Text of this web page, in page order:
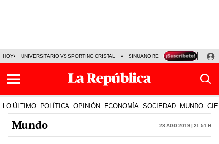
HOY UNIVERSITARIO VS SPORTING CRISTAL SINUANO RESULTADOS HOY
LO ÚLTIMO POLÍTICA OPINIÓN ECONOMÍA SOCIEDAD MUNDO
Mundo 28 Ago 2019 | 21:51 h